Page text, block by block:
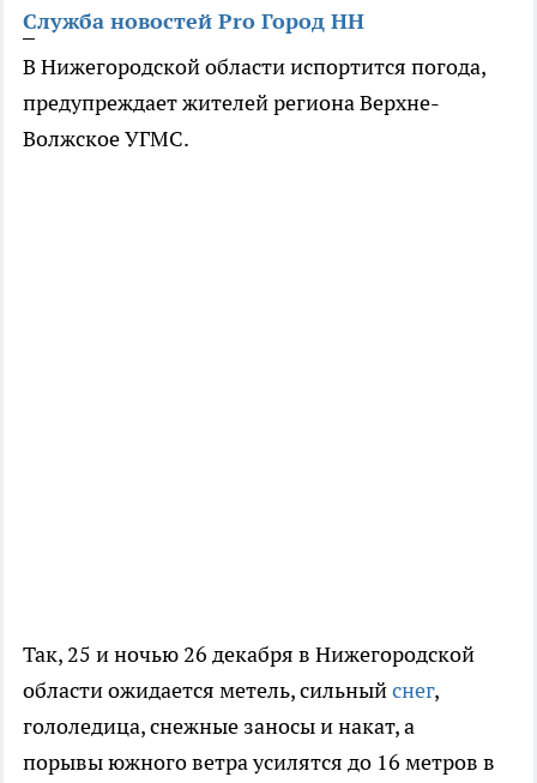
Служба новостей Pro Город НН
В Нижегородской области испортится погода,
предупреждает жителей региона Верхне-
Волжское УГМС.
Так, 25 и ночью 26 декабря в Нижегородской
области ожидается метель, сильныйснег,
гололедица, снежные заносы и накат, а
порывы южного ветра усилятся до 16 метров в